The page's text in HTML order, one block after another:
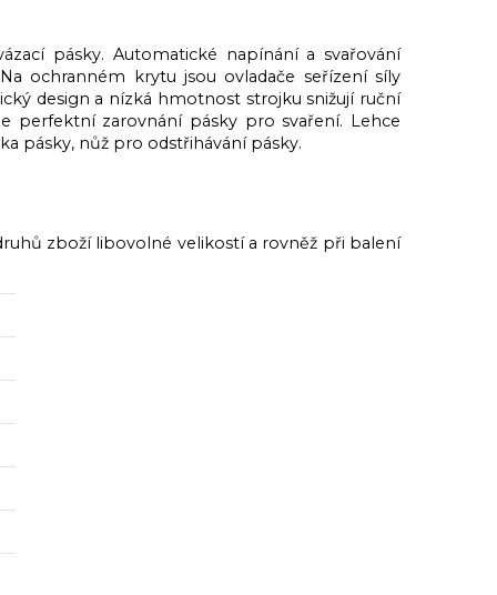
pásky. Automatické napínání a svařování
ochranném krytu jsou ovladače seřízení síly
design a nízká hmotnost strojku snižují ruční
perfektní zarovnání pásky pro svaření. Lehce
pásky, nůž pro odstřihávání pásky.
zboží libovolné velikostí a rovněž při balení